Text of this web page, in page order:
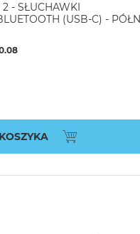
- SŁUCHAWKI
(USB-C) -